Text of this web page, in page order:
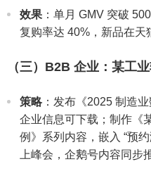
效果 ：单月 GMV 突破
复购率达 40%，新品在天
（三）B2B 企业：某工
策略：发布《2025 制造
企业信息可下载；制作《
例》系列内容，嵌入 “预
上峰会，企鹅号内容同步